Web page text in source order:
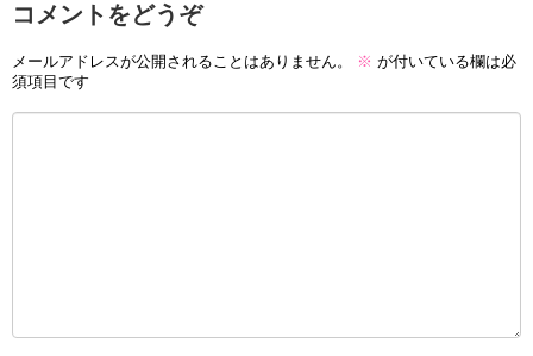
コメントをどうぞ
メールアドレスが公開されることはありません。 ※ が付いている欄は必
須項目です